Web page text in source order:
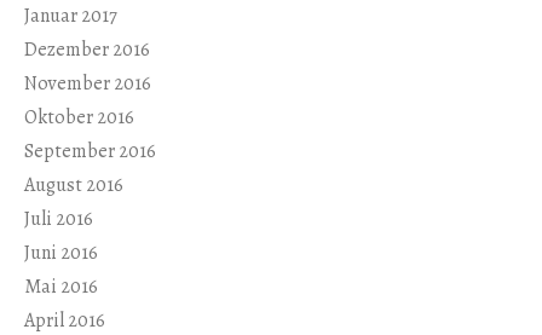
Januar 2017
Dezember 2016
November 2016
Oktober 2016
September 2016
August 2016
Juli 2016
Juni 2016
Mai 2016
April 2016